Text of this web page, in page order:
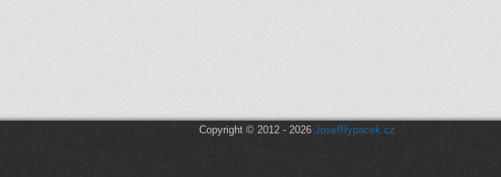
Copyright © 2012 - 2026 JosefRypacek.cz